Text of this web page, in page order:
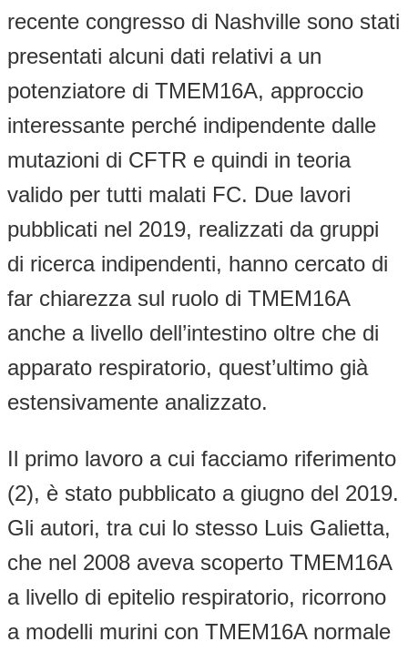
recente congresso di Nashville sono stati
presentati alcuni dati relativi a un
potenziatore di TMEM16A, approccio
interessante perché indipendente dalle
mutazioni di CFTR e quindi in teoria
valido per tutti malati FC. Due lavori
pubblicati nel 2019, realizzati da gruppi
di ricerca indipendenti, hanno cercato di
far chiarezza sul ruolo di TMEM16A
anche a livello dell’intestino oltre che di
apparato respiratorio, quest’ultimo già
estensivamente analizzato.
Il primo lavoro a cui facciamo riferimento
(2), è stato pubblicato a giugno del 2019.
Gli autori, tra cui lo stesso Luis Galietta,
che nel 2008 aveva scoperto TMEM16A
a livello di epitelio respiratorio, ricorrono
a modelli murini con TMEM16A normale